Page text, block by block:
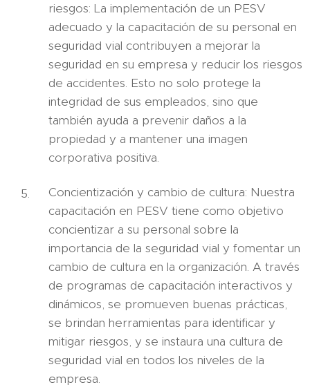
riesgos: La implementación de un PESV
adecuado y la capacitación de su personal en
seguridad vial contribuyen a mejorar la
seguridad en su empresa y reducir los riesgos
de accidentes. Esto no solo protege la
integridad de sus empleados, sino que
también ayuda a prevenir daños a la
propiedad y a mantener una imagen
corporativa positiva.
Concientización y cambio de cultura: Nuestra
capacitación en PESV tiene como objetivo
concientizar a su personal sobre la
importancia de la seguridad vial y fomentar un
cambio de cultura en la organización. A través
de programas de capacitación interactivos y
dinámicos, se promueven buenas prácticas,
se brindan herramientas para identificar y
mitigar riesgos, y se instaura una cultura de
seguridad vial en todos los niveles de la
empresa.